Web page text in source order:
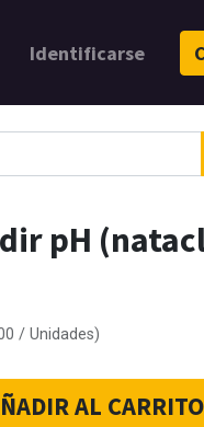
Identificarse
pH
/ Unidades)
AL CARRITO